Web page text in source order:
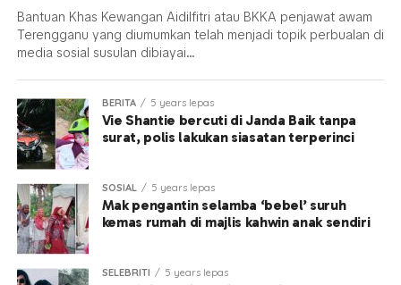
Bantuan Khas Kewangan Aidilfitri atau BKKA penjawat awam
Terengganu yang diumumkan telah menjadi topik perbualan di
media sosial susulan dibiayai...
BERITA 5 years lepas
Vie Shantie bercuti di Janda Baik tanpa
surat, polis lakukan siasatan terperinci
SOSIAL 5 years lepas
Mak pengantin selamba ‘bebel’ suruh
kemas rumah di majlis kahwin anak sendiri
SELEBRITI 5 years lepas